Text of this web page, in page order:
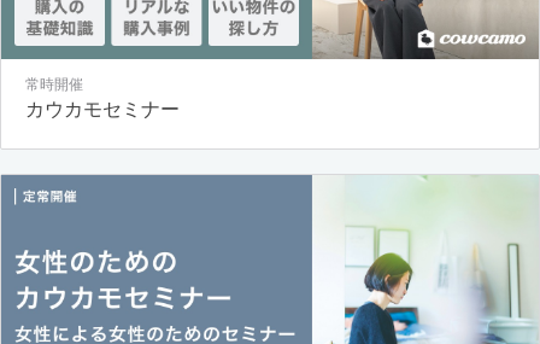
常時開催
カウカモセミナー